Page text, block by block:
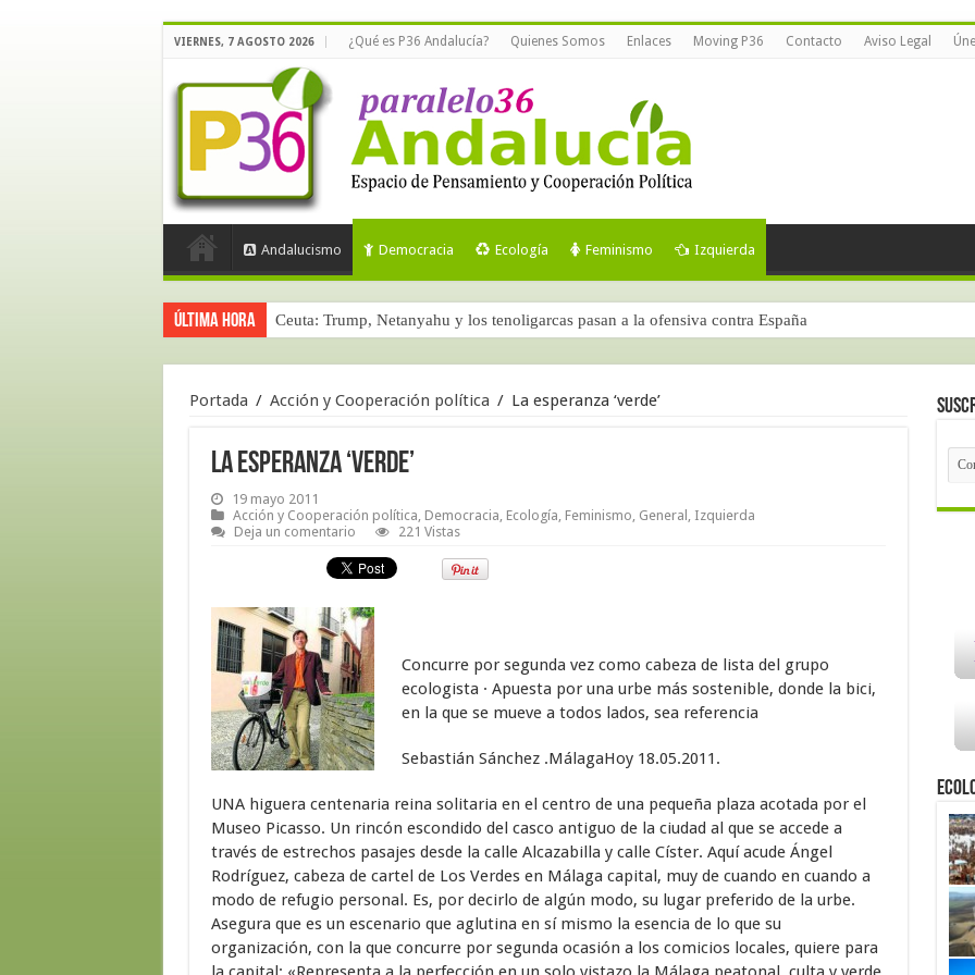
VIERNES, 7 AGOSTO 2026 ¿Qué es P36 Andalucía? Quienes Somos Enlaces Moving P36 Contacto Aviso Legal
Andalucismo Democracia Ecología Feminismo Izquierda
Última hora Ceuta: Trump, Netanyahu y los tenoligarcas pasan a la ofensiva contra España
Portada / Acción y Cooperación política / La esperanza ‘verde’
La esperanza ‘verde’
19 mayo 2011
Acción y Cooperación política, Democracia, Ecología, Feminismo, General , Izquierda
Deja un comentario
221 Vistas
Concurre por segunda vez como cabeza de lista del grupo
ecologista · Apuesta por una urbe más sostenible, donde la bici,
en la que se mueve a todos lados, sea referencia
Sebastián Sánchez .MálagaHoy 18.05.2011.
UNA higuera centenaria reina solitaria en el centro de una pequeña plaza acotada por el
Museo Picasso. Un rincón escondido del casco antiguo de la ciudad al que se accede a
través de estrechos pasajes desde la calle Alcazabilla y calle Císter. Aquí acude Ángel
Rodríguez, cabeza de cartel de Los Verdes en Málaga capital, muy de cuando en cuando a
modo de refugio personal. Es, por decirlo de algún modo, su lugar preferido de la urbe.
Asegura que es un escenario que aglutina en sí mismo la esencia de lo que su
organización, con la que concurre por segunda ocasión a los comicios locales, quiere para